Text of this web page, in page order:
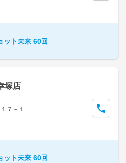
ット未来 60回
塚店
７－１
ット未来 60回